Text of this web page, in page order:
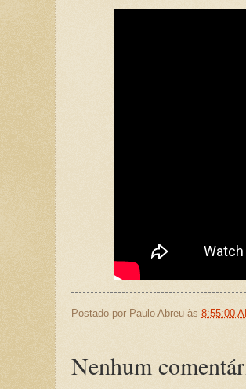
Postado por Paulo Abreu às 8:55:00
Nenhum